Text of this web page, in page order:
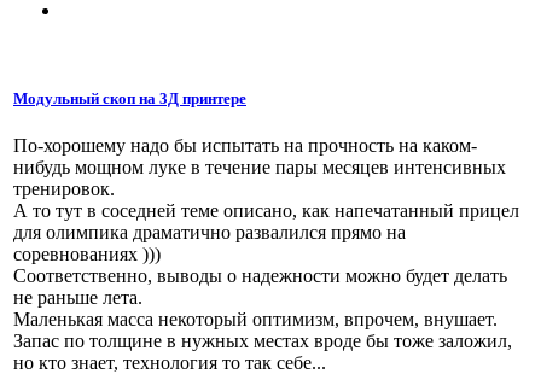
Модульный скоп на 3Д принтере
По-хорошему надо бы испытать на прочность на каком-
нибудь мощном луке в течение пары месяцев интенсивных
тренировок.
А то тут в соседней теме описано, как напечатанный прицел
для олимпика драматично развалился прямо на
соревнованиях )))
Соответственно, выводы о надежности можно будет делать
не раньше лета.
Маленькая масса некоторый оптимизм, впрочем, внушает.
Запас по толщине в нужных местах вроде бы тоже заложил,
но кто знает, технология то так себе...